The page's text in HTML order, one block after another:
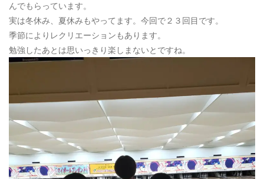
んでもらっています。
実は冬休み、夏休みもやってます。今回で２３回目です。
季節によりレクリエーションもあります。
勉強したあとは思いっきり楽しまないとですね。